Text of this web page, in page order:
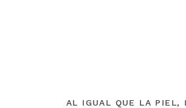
AL IGUAL QUE LA PIEL,